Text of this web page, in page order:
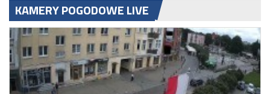
KAMERY POGODOWE LIVE